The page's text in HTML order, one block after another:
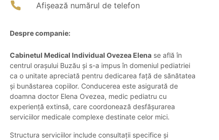
Afișează numărul de telefon
Despre companie:
Cabinetul Medical Individual Ovezea Elena se află în
centrul orașului Buzău și s-a impus în domeniul pediatriei
ca o unitate apreciată pentru dedicarea față de sănătatea
și bunăstarea copiilor. Conducerea este asigurată de
doamna doctor Elena Ovezea, medic pediatru cu
experiență extinsă, care coordonează desfășurarea
serviciilor medicale complexe destinate celor mici.
Structura serviciilor include consultații specifice și